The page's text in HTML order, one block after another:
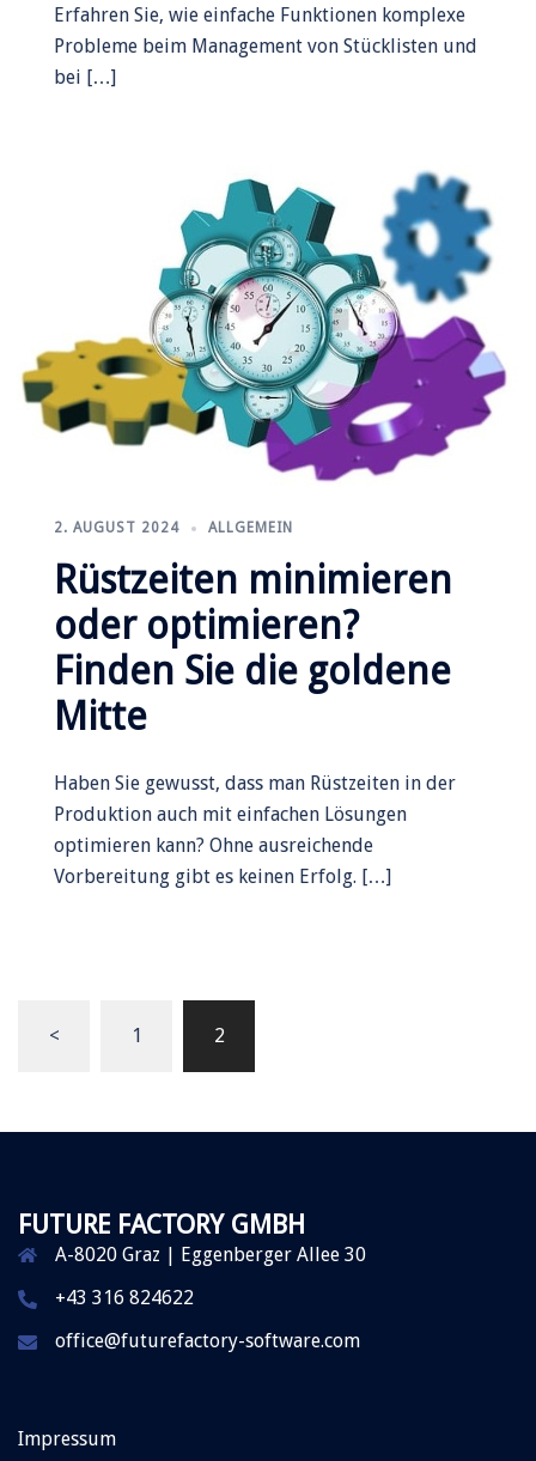
Erfahren Sie, wie einfache Funktionen komplexe
Probleme beim Management von Stücklisten und
bei […]
2. AUGUST 2024 ALLGEMEIN
Rüstzeiten minimieren
oder optimieren?
Finden Sie die goldene
Mitte
Haben Sie gewusst, dass man Rüstzeiten in der
Produktion auch mit einfachen Lösungen
optimieren kann? Ohne ausreichende
Vorbereitung gibt es keinen Erfolg. […]
< 1 2
FUTURE FACTORY GMBH
A-8020 Graz | Eggenberger Allee 30
+43 316 824622
office@futurefactory-software.com
Impressum